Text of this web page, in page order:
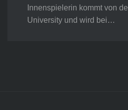
Innenspielerin kommt von
University und wird bei…